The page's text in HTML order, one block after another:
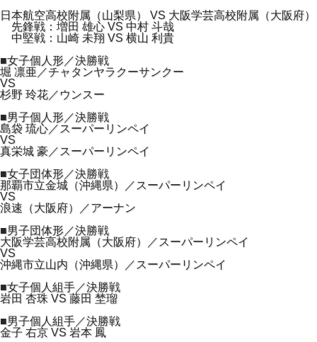
日本航空高校附属（山梨県） VS 大阪学芸高校附属（大阪府）
先鋒戦：増田 雄心 VS 中村 斗哉
中堅戦：山崎 未翔 VS 横山 利貴
■女子個人形／決勝戦
堀 凛亜／チャタンヤラクーサンクー
VS
杉野 玲花／ウンスー
■男子個人形／決勝戦
島袋 琉心／スーパーリンペイ
VS
真栄城 豪／スーパーリンペイ
■女子団体形／決勝戦
那覇市立金城（沖縄県）／スーパーリンペイ
VS
浪速（大阪府）／アーナン
■男子団体形／決勝戦
大阪学芸高校附属（大阪府）／スーパーリンペイ
VS
沖縄市立山内（沖縄県）／スーパーリンペイ
■女子個人組手／決勝戦
岩田 杏珠 VS 藤田 埜瑠
■男子個人組手／決勝戦
金子 右京 VS 岩本 鳳